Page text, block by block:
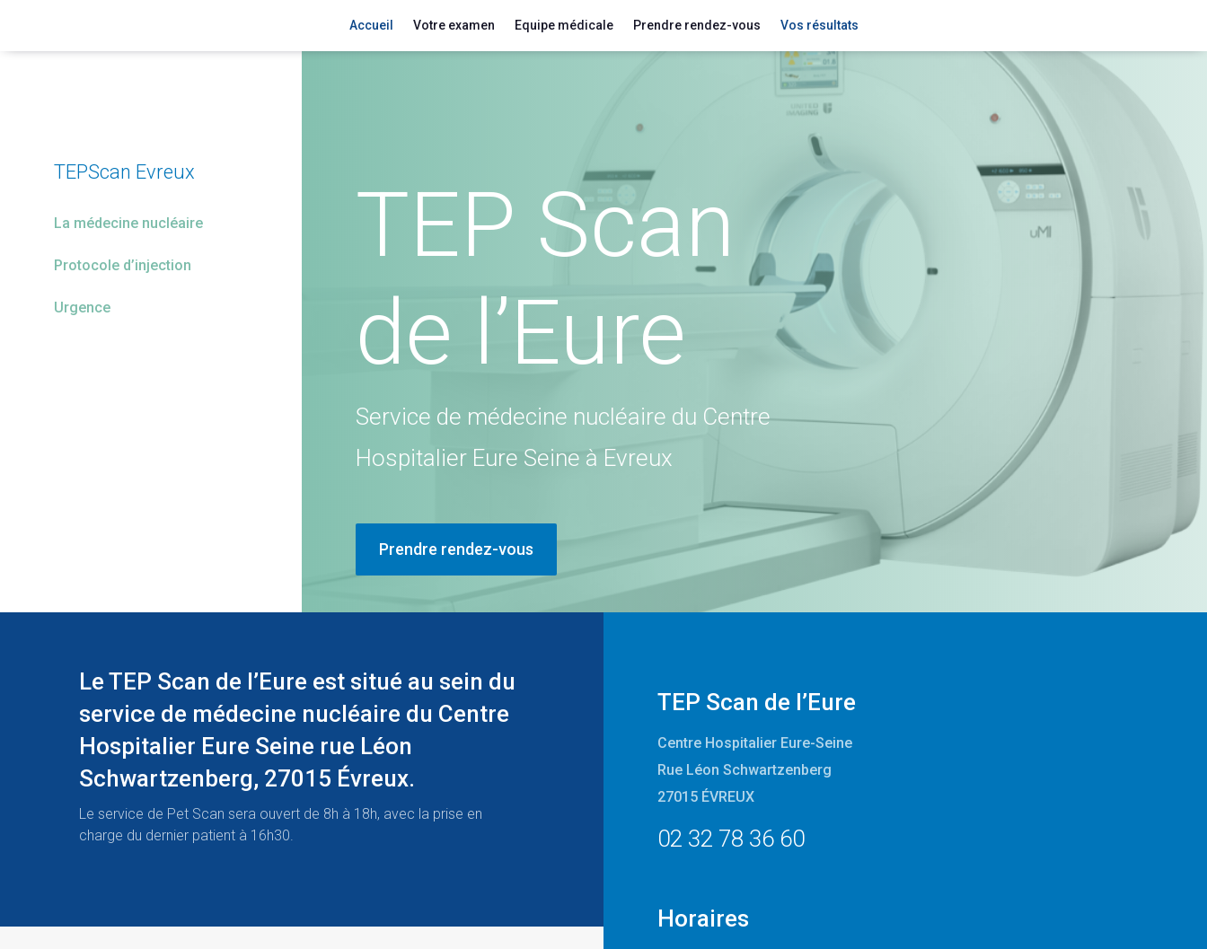
Accueil Votre examen Equipe médicale Prendre rendez-vous Vos résultats
TEPScan Evreux
La médecine nucléaire
Protocole d’injection
Urgence
TEP Scan
de l’Eure
Service de médecine nucléaire du Centre
Hospitalier Eure Seine à Evreux
Prendre rendez-vous
Le TEP Scan de l’Eure est situé au sein du
service de médecine nucléaire du Centre
Hospitalier Eure Seine rue Léon
Schwartzenberg, 27015 Évreux.
Le service de Pet Scan sera ouvert de 8h à 18h, avec la prise en
charge du dernier patient à 16h30.
TEP Scan de l’Eure
Centre Hospitalier Eure-Seine
Rue Léon Schwartzenberg
27015 ÉVREUX
02 32 78 36 60
Horaires